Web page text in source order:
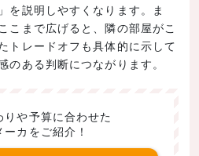
を説明しやすくなります。ま
こまで広げると、隣の部屋がこ
トレードオフも具体的に示して
のある判断につながります。
りや予算に合わせた
カをご紹介！